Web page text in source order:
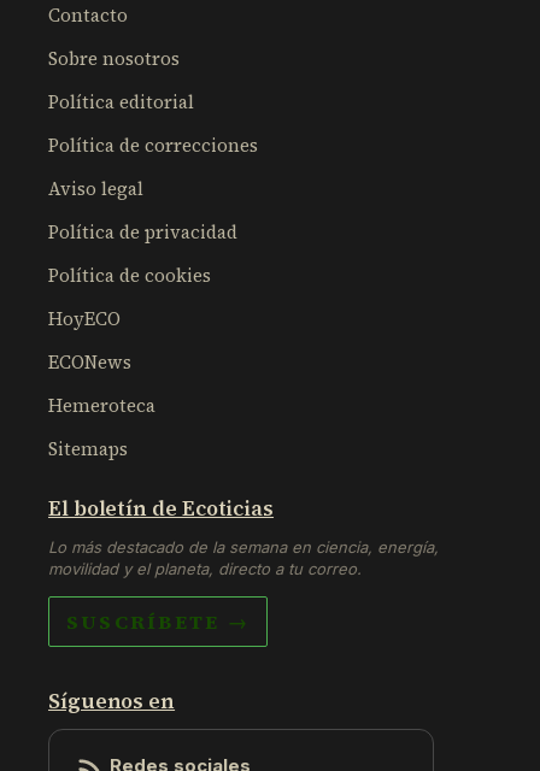
Contacto
Sobre nosotros
Política editorial
Política de correcciones
Aviso legal
Política de privacidad
Política de cookies
HoyECO
ECONews
Hemeroteca
Sitemaps
El boletín de Ecoticias
Lo más destacado de la semana en ciencia, energía,
movilidad y el planeta, directo a tu correo.
SUSCRÍBETE →
Síguenos en
Redes sociales